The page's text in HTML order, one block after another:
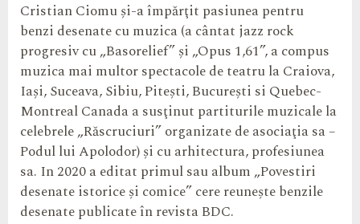
Cristian Ciomu şi-a împărţit pasiunea pentru
benzi desenate cu muzica (a cântat jazz rock
progresiv cu „Basorelief” şi „Opus 1,61”, a compus
muzica mai multor spectacole de teatru la Craiova,
Iaşi, Suceava, Sibiu, Piteşti, Bucureşti si Quebec-
Montreal Canada a susţinut partiturile muzicale la
celebrele „Răscruciuri” organizate de asociaţia sa –
Podul lui Apolodor) şi cu arhitectura, profesiunea
sa. In 2020 a editat primul sau album „Povestiri
desenate istorice şi comice” cere reuneşte benzile
desenate publicate în revista BDC.